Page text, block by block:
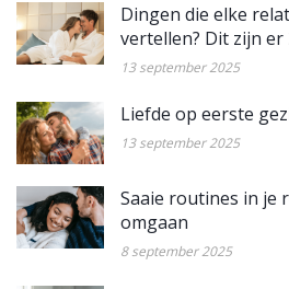
Dingen die elke
vertellen? Dit zijn er
13 september 2025
Liefde op eerste
13 september 2025
Saaie routines in je
omgaan
8 september 2025